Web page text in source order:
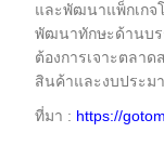
และพัฒนาแพ็กเกจ
พัฒนาทักษะด้าน
ต้องการเจาะตลา
สินค้าและงบประม
ที่มา : https://